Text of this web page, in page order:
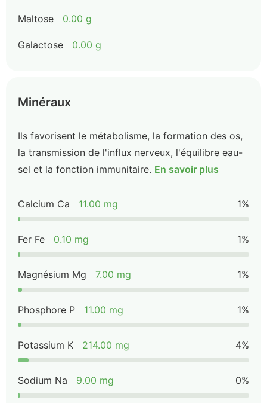
Maltose 0.00 g
Galactose 0.00 g
Minéraux
Ils favorisent le métabolisme, la formation des os,
la transmission de l'influx nerveux, l'équilibre eau-
sel et la fonction immunitaire. En savoir plus
Calcium Ca 11.00 mg 1%
Fer Fe 0.10 mg 1%
Magnésium Mg 7.00 mg 1%
Phosphore P 11.00 mg 1%
Potassium K 214.00 mg 4%
Sodium Na 9.00 mg 0%